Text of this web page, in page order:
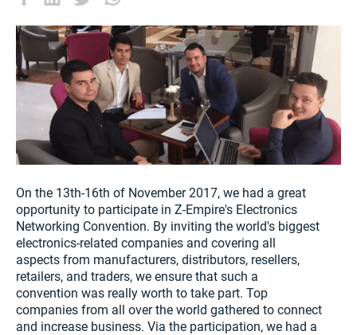
On the 13th-16th of November 2017, we had a great
opportunity to participate in Z-Empire's Electronics
Networking Convention. By inviting the world's biggest
electronics-related companies and covering all
aspects from manufacturers, distributors, resellers,
retailers, and traders, we ensure that such a
convention was really worth to take part. Top
companies from all over the world gathered to connect
and increase business. Via the participation, we had a